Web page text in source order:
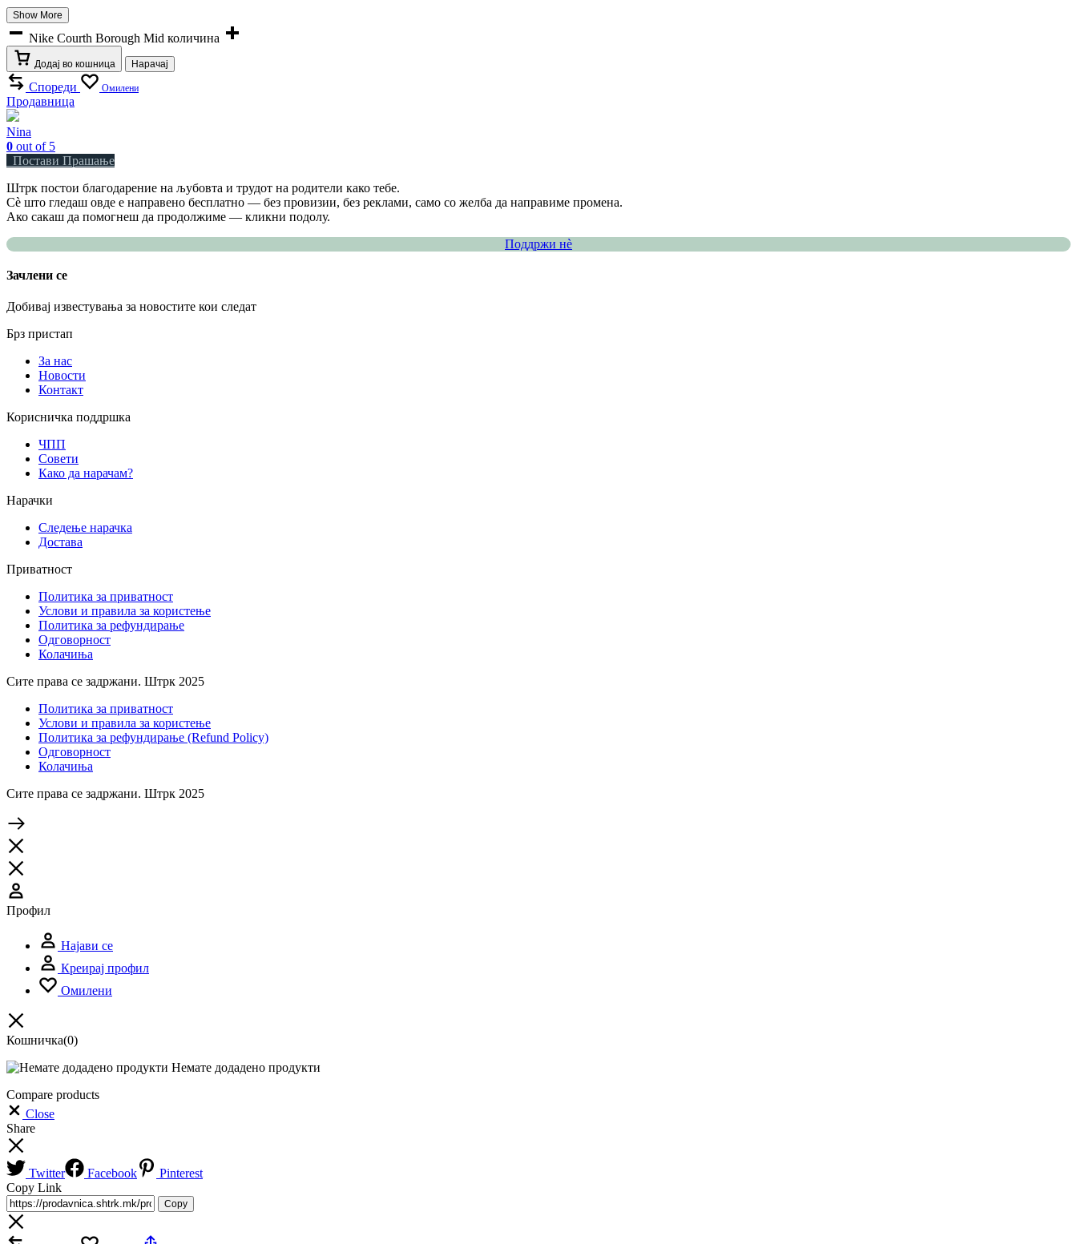
Show More
Nike Courth Borough Mid количина
Додај во кошница Нарачај
Спореди Омилени
Продавница
Nina
0 out of 5
Постави Прашање
Штрк постои благодарение на љубовта и трудот на родители како тебе.
Сè што гледаш овде е направено бесплатно — без провизии, без реклами, само со желба да направиме промена.
Ако сакаш да помогнеш да продолжиме — кликни подолу.
Поддржи нѐ
Зачлени се
Добивај известувања за новостите кои следат
Брз пристап
За нас
Новости
Контакт
Корисничка поддршка
ЧПП
Совети
Како да нарачам?
Нарачки
Следење нарачка
Достава
Приватност
Политика за приватност
Услови и правила за користење
Политика за рефундирање
Одговорност
Колачиња
Сите права се задржани. Штрк 2025
Политика за приватност
Услови и правила за користење
Политика за рефундирање (Refund Policy)
Одговорност
Колачиња
Сите права се задржани. Штрк 2025
Профил
Најави се
Креирај профил
Омилени
Кошничка(0)
Немате додадено продукти
Compare products
Close
Share
Twitter Facebook
Pinterest
Copy Link
Copy